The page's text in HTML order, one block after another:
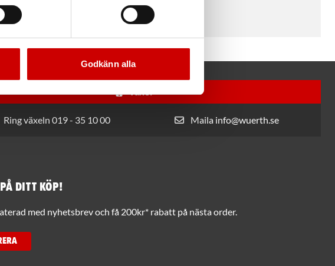
Godkänn alla
Växel
Ring växeln 019 - 35 10 00 Maila info@wuerth.se
ditt köp!
med nyhetsbrev och få 200kr* rabatt på nästa order.